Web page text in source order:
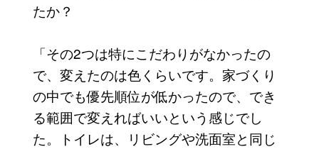
たか？
「その2つは特にこだわりがなかったの
で、変えたのは色くらいです。家づくり
の中でも優先順位が低かったので、でき
る範囲で変えればいいという感じでし
た。トイレは、リビングや洗面室と同じ